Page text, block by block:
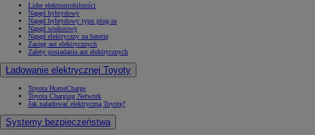
Lider elektromobilności
Napęd hybrydowy
Napęd hybrydowy typu plug-in
Napęd wodorowy
Napęd elektryczny na baterię
Zasięg aut elektrycznych
Zalety posiadania aut elektrycznych
Ładowanie elektrycznej Toyoty
Toyota HomeCharge
Toyota Charging Network
Jak naładować elektryczną Toyotę?
Systemy bezpieczeństwa